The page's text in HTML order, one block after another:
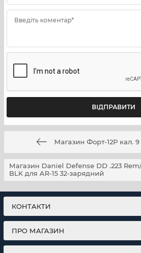
Введіть коментар*
Магазин Форт-12Р кал.
Магазин Daniel Defense DD .223
BLK для AR-15 32-зарядний
КОНТАКТИ
ПРО МАГАЗИН